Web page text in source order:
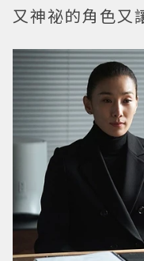
又神祕的角色又